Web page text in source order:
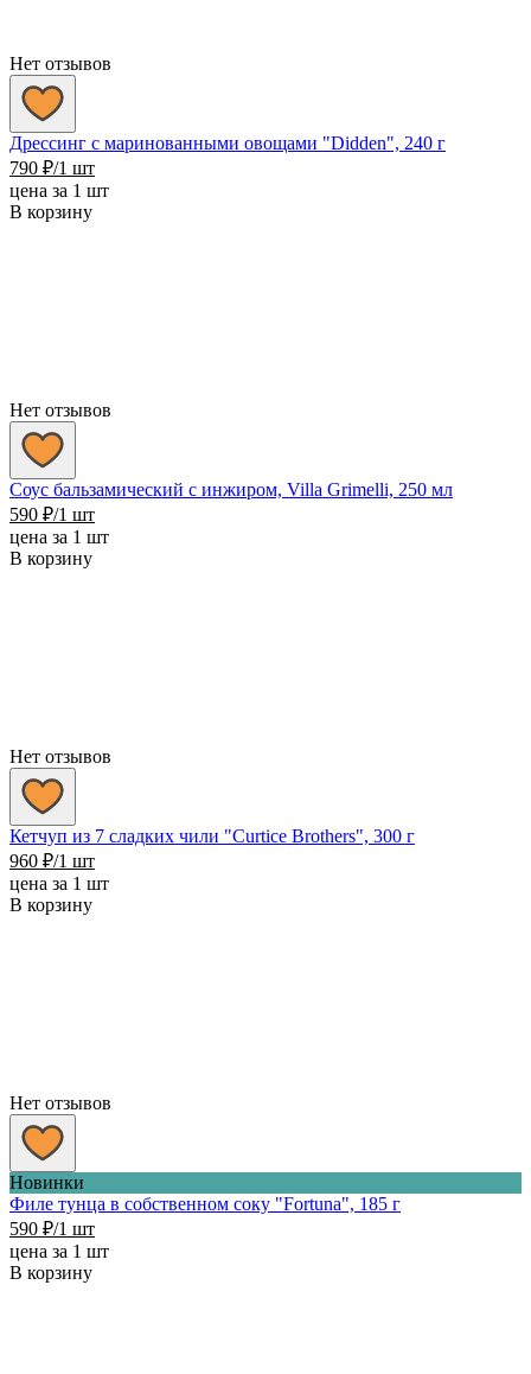
Нет отзывов
Дрессинг с маринованными овощами "Didden", 240 г
790 ₽/1 шт
цена за 1 шт
В корзину
Нет отзывов
Соус бальзамический с инжиром, Villa Grimelli, 250 мл
590 ₽/1 шт
цена за 1 шт
В корзину
Нет отзывов
Кетчуп из 7 сладких чили "Сurtice Brothers", 300 г
960 ₽/1 шт
цена за 1 шт
В корзину
Нет отзывов
Новинки
Филе тунца в собственном соку "Fortuna", 185 г
590 ₽/1 шт
цена за 1 шт
В корзину